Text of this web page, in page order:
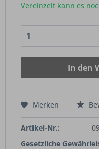
Vereinzelt kann es
In den
Merken
Artikel-Nr.:
Gesetzliche